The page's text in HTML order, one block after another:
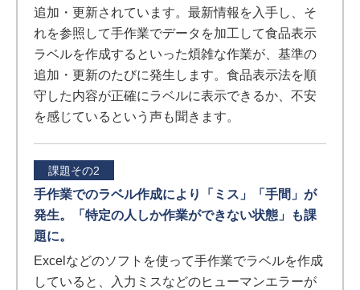
追加・更新されています。最新情報を入手し、そ
れを参照して手作業でデータを加工して食品表示
ラベルを作成するといった煩雑な作業が、基準の
追加・更新のたびに発生します。食品表示法を順
守した内容が正確にラベルに表示できるか、不安
を感じているという声も聞きます。
課題その2
手作業でのラベル作成により「ミス」「手間」が
発生。「特定の人しか作業ができない状態」も課
題に。
Excelなどのソフトを使って手作業でラベルを作成
していると、入力ミスなどのヒューマンエラーが